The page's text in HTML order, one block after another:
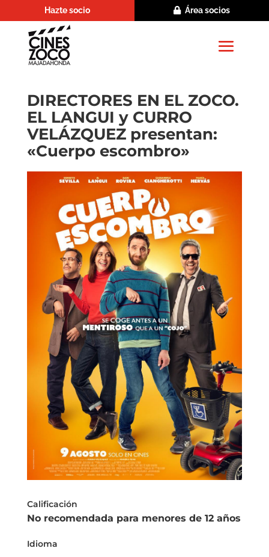
Hazte socio Área socios
DIRECTORES EN EL ZOCO.
EL LANGUI y CURRO
VELÁZQUEZ presentan:
«Cuerpo escombro»
Calificación
No recomendada para menores de 12 años
Idioma